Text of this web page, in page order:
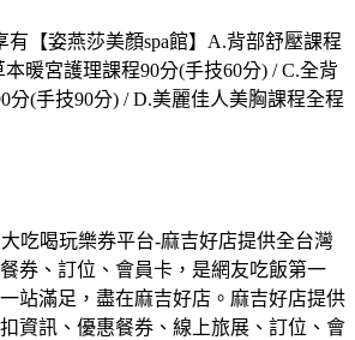
有【姿燕莎美顏spa館】A.背部舒壓課程
本暖宮護理課程90分(手技60分) / C.全背
分(手技90分) / D.美麗佳人美胸課程全程
吃喝玩樂券平台-麻吉好店提供全台灣
券、訂位、會員卡，是網友吃飯第一
站滿足，盡在麻吉好店。麻吉好店提供
資訊、優惠餐券、線上旅展、訂位、會